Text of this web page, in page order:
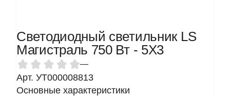
Светодиодный светильник LS
Магистраль 750 Вт - 5Х3
—
Арт. УТ000008813
Основные характеристики